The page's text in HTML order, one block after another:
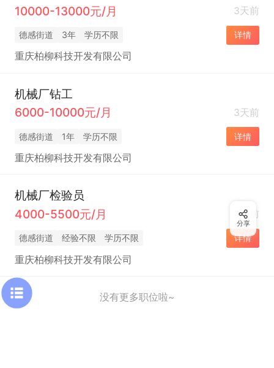
10000-13000元/月
3天前
德感街道 3年 学历不限 详情
重庆柏柳科技开发有限公司
机械厂钻工
6000-10000元/月
3天前
德感街道 1年 学历不限 详情
重庆柏柳科技开发有限公司
机械厂检验员
4000-5500元/月
3天前
德感街道 经验不限 学历不限 详情
重庆柏柳科技开发有限公司
没有更多职位啦~
分享